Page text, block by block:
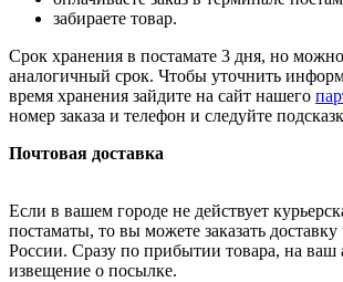
забираете товар.
Срок хранения в постамате 3 дня, но
аналогичный срок. Чтобы уточнить
время хранения зайдите на сайт нашего
номер заказа и телефон и следуйте
Почтовая доставка
Если в вашем городе не действует
постаматы, то вы можете заказать доставку
России. Сразу по прибытии товара, на ваш
извещение о посылке.